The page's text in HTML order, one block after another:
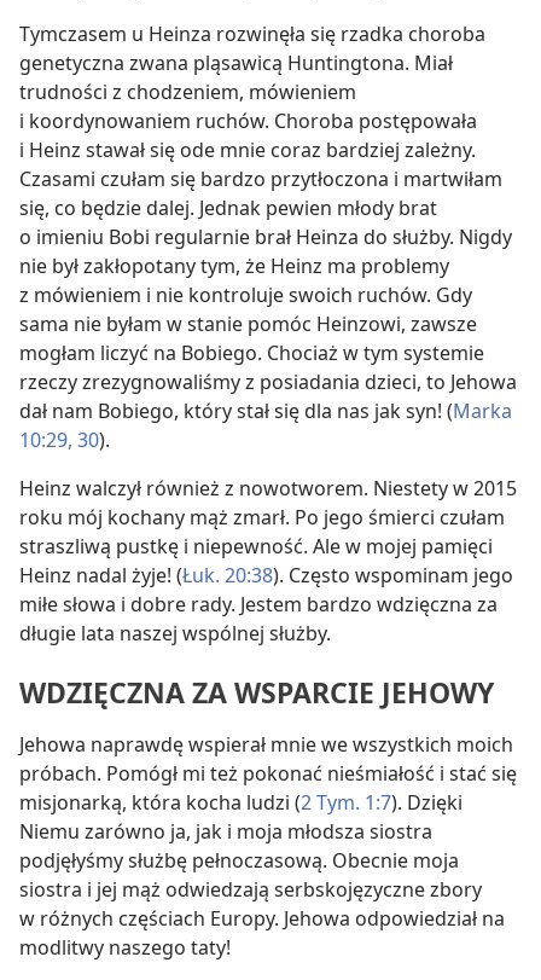
Tymczasem u Heinza rozwinęła się rzadka choroba
genetyczna zwana pląsawicą Huntingtona. Miał
trudności z chodzeniem, mówieniem
i koordynowaniem ruchów. Choroba postępowała
i Heinz stawał się ode mnie coraz bardziej zależny.
Czasami czułam się bardzo przytłoczona i martwiłam
się, co będzie dalej. Jednak pewien młody brat
o imieniu Bobi regularnie brał Heinza do służby. Nigdy
nie był zakłopotany tym, że Heinz ma problemy
z mówieniem i nie kontroluje swoich ruchów. Gdy
sama nie byłam w stanie pomóc Heinzowi, zawsze
mogłam liczyć na Bobiego. Chociaż w tym systemie
rzeczy zrezygnowaliśmy z posiadania dzieci, to Jehowa
dał nam Bobiego, który stał się dla nas jak syn! (Marka
10:29, 30).
Heinz walczył również z nowotworem. Niestety w 2015
roku mój kochany mąż zmarł. Po jego śmierci czułam
straszliwą pustkę i niepewność. Ale w mojej pamięci
Heinz nadal żyje! (Łuk. 20:38). Często wspominam jego
miłe słowa i dobre rady. Jestem bardzo wdzięczna za
długie lata naszej wspólnej służby.
WDZIĘCZNA ZA WSPARCIE JEHOWY
Jehowa naprawdę wspierał mnie we wszystkich moich
próbach. Pomógł mi też pokonać nieśmiałość i stać się
misjonarką, która kocha ludzi (2 Tym. 1:7). Dzięki
Niemu zarówno ja, jak i moja młodsza siostra
podjęłyśmy służbę pełnoczasową. Obecnie moja
siostra i jej mąż odwiedzają serbskojęzyczne zbory
w różnych częściach Europy. Jehowa odpowiedział na
modlitwy naszego taty!